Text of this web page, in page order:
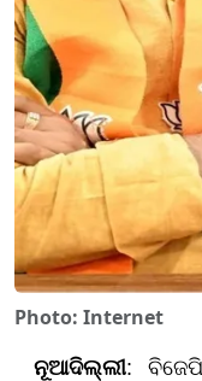
Photo: Internet
ନୂଆଦିଲ୍ଲୀ: ବିଜେପି